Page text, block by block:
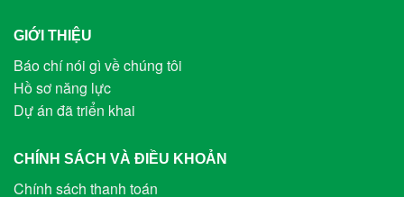
GIỚI THIỆU
Báo chí nói gì về chúng tôi
Hồ sơ năng lực
Dự án đã triển khai
CHÍNH SÁCH VÀ ĐIỀU KHOẢN
Chính sách thanh toán